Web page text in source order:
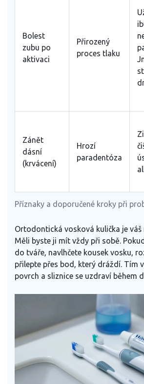
Příznaky a doporučené kroky při
Bolest
zubu po
aktivaci
Přirozený
proces tlaku
Zánět
dásní
(krvácení)
Hrozí
paradentóza
Ortodontická vosková kulička je váš
Měli byste ji mít vždy při sobě.
do tváře, navlhčete kousek vosku,
přilepte přes bod, který dráždí. Tím
povrch a sliznice se uzdraví během